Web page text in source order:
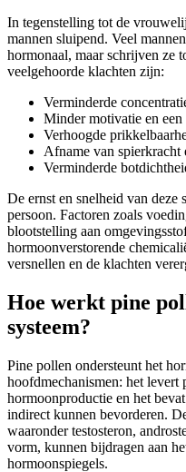
In tegenstelling tot de
mannen sluipend. Veel
hormonaal, maar schrijven ze
veelgehoorde klachten zijn:
Verminderde
Minder motivatie en
Verhoogde
Afname van spierkracht
Verminderde
De ernst en snelheid van deze
persoon. Factoren zoals
blootstelling aan
hormoonverstorende
versnellen en de klachten
Hoe werkt pine
systeem?
Pine pollen ondersteunt het
hoofdmechanismen: het levert
hormoonproductie en het
indirect kunnen bevorderen.
waaronder testosteron,
vorm, kunnen bijdragen aan
hormoonspiegels.